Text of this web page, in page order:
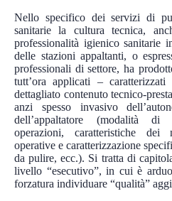
Nello specifico dei servizi di
sanitarie la cultura tecnica,
professionalità igienico sanitarie
delle stazioni appaltanti, o
professionali di settore, ha
tutt’ora applicati –
dettagliato contenuto tecnico-
anzi spesso invasivo
dell’appaltatore (modalità di
operazioni, caratteristiche dei
operative e caratterizzazione
da pulire, ecc.). Si tratta di
livello “esecutivo”, in cui è
forzatura individuare “qualità”